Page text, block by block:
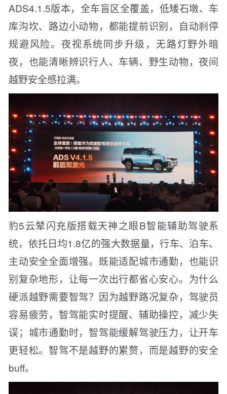
ADS4.1.5版本，全车盲区全覆盖，低矮石墩、车
库沟坎、路边小动物，都能提前识别，自动刹停
规避风险。夜视系统同步升级，无路灯野外暗
夜，也能清晰辨识行人、车辆、野生动物，夜间
越野安全感拉满。
豹5云辇闪充版搭载天神之眼B智能辅助驾驶系
统，依托日均1.8亿的强大数据量，行车、泊车、
主动安全全面增强。既能适配城市通勤，也能识
别复杂地形，让每一次出行都省心安心。为什么
硬派越野需要智驾？因为越野路况复杂，驾驶员
容易疲劳，智驾能实时提醒、辅助操控，减少失
误；城市通勤时，智驾能缓解驾驶压力，让开车
更轻松。智驾不是越野的累赘，而是越野的安全
buff。